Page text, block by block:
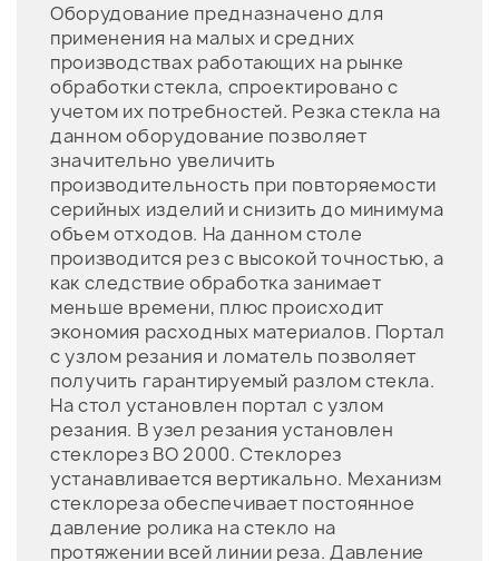
Оборудование предназначено для
применения на малых и средних
производствах работающих на рынке
обработки стекла, спроектировано с
учетом их потребностей. Резка стекла на
данном оборудование позволяет
значительно увеличить
производительность при повторяемости
серийных изделий и снизить до минимума
объем отходов. На данном столе
производится рез с высокой точностью, а
как следствие обработка занимает
меньше времени, плюс происходит
экономия расходных материалов. Портал
с узлом резания и ломатель позволяет
получить гарантируемый разлом стекла.
На стол установлен портал с узлом
резания. В узел резания установлен
стеклорез BO 2000. Стеклорез
устанавливается вертикально. Механизм
стеклореза обеспечивает постоянное
давление ролика на стекло на
протяжении всей линии реза. Давление